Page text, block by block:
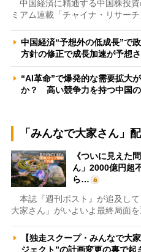
中国経済に精通する中国株投
ミアム連載「チャイナ・リサー
中国経済“予想外の低成長”で
方針の修正で成長加速が予想
“AI革命”で爆発的な需要拡大
か？ 高い競争力を持つ中国
「みんなで大家さん」
《ついに見えた
ん」2000億円超
ら…
本誌『週刊ポスト』が追及し
大家さん」がいよいよ最終局面
【独走スクープ・みんなで大
ジェクト”の計画変更の裏で